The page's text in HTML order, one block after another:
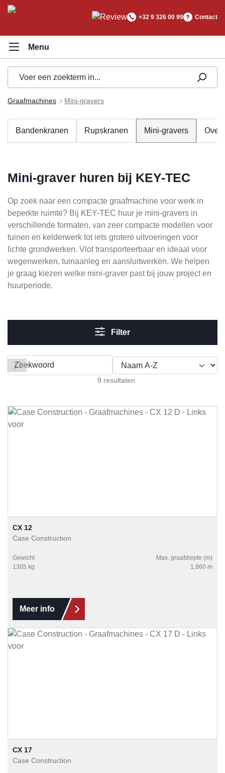
+32 9 326 00 99 Contact
Graafmachines Mini-gravers
Bandenkranen Rupskranen Mini-gravers
Mini-graver huren bij KEY-TEC
Op zoek naar een compacte graafmachine voor werk in
beperkte ruimte? Bij KEY-TEC huur je mini-gravers in
verschillende formaten, van zeer compacte modellen voor
tuinen en kelderwerk tot iets grotere uitvoeringen voor
lichte grondwerken. Vlot transporteerbaar en ideaal voor
wegenwerken, tuinaanleg en aansluitwerken. We helpen
je graag kiezen welke mini-graver past bij jouw project en
huurperiode.
Filter
9 resultaten
Filteren op
CX 12
Case Construction
Gewicht
1305 kg
Max. graafdiepte (m)
1,860 m
Meer info
CX 17
Case Construction